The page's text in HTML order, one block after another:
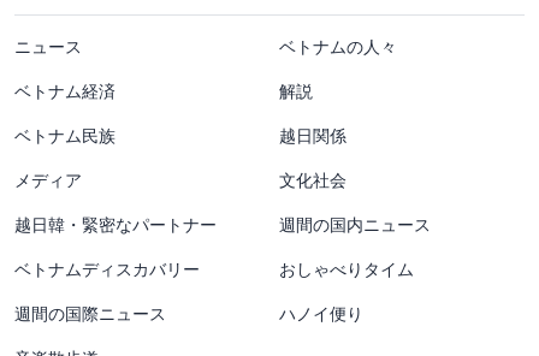
menu footer tiếng Nhật
ニュース ベトナムの人々
ベトナム経済 解説
ベトナム民族 越日関係
メディア 文化社会
越日韓・緊密なパートナー 週間の国内ニュース
ベトナムディスカバリー おしゃべりタイム
週間の国際ニュース ハノイ便り